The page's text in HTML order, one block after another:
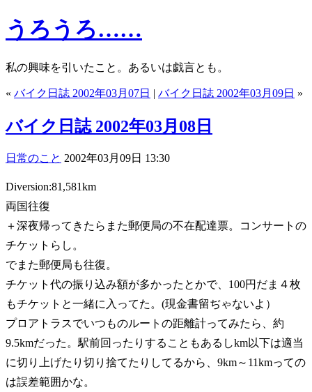
うろうろ……
私の興味を引いたこと。あるいは戯言とも。
« バイク日誌 2002年03月07日 | バイク日誌 2002年03月09日 »
バイク日誌 2002年03月08日
日常のこと 2002年03月09日 13:30
Diversion:81,581km
両国往復
＋深夜帰ってきたらまた郵便局の不在配達票。コンサートの
チケットらし。
でまた郵便局も往復。
チケット代の振り込み額が多かったとかで、100円だま４枚
もチケットと一緒に入ってた。(現金書留ぢゃないよ）
プロアトラスでいつものルートの距離計ってみたら、約
9.5kmだった。駅前回ったりすることもあるしkm以下は適当
に切り上げたり切り捨てたりしてるから、9km～11kmっての
は誤差範囲かな。